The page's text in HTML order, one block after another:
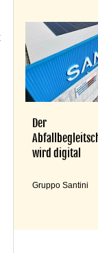
Der
wird digital
Gruppo Santini